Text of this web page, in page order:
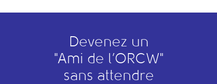
Devenez un
"Ami de l’ORCW"
sans attendre